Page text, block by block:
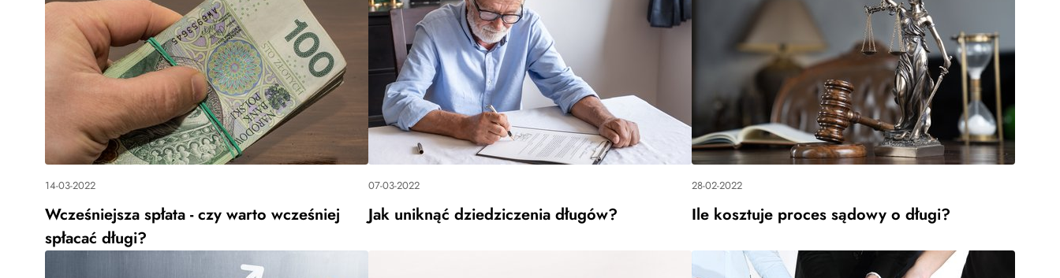
14-03-2022
Wcześniejsza spłata - czy warto wcześniej
spłacać długi?
07-03-2022
Jak uniknąć dziedziczenia długów?
28-02-2022
Ile kosztuje proces sądowy o długi?